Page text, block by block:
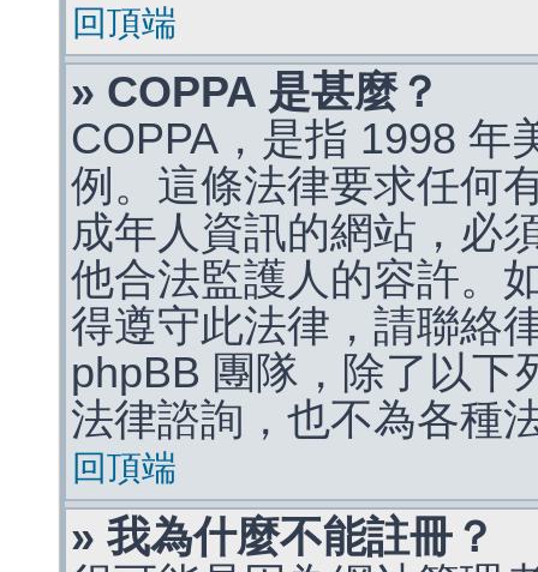
回頂端
» COPPA 是甚麼？
COPPA，是指 1998 年
例。這條法律要求任何
成年人資訊的網站，必
他合法監護人的容許。
得遵守此法律，請聯絡
phpBB 團隊，除了以下
法律諮詢，也不為各種
回頂端
» 我為什麼不能註冊？